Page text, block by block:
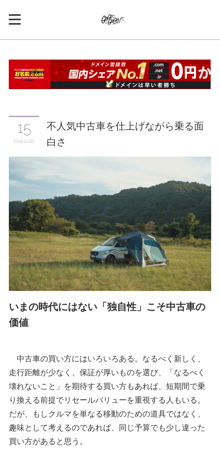
15
May 2026
不人気中古車を仕上げながら乗る面
白さ
いまの時代にはない「独自性」こそ中古車の
価値
中古車の買い方にはいろいろある。なるべく新しく、
走行距離が少なく、保証が厚いものを選び、「なるべく
壊れないこと」を期待する買い方もあれば、短期間で乗
り換える前提でリセールバリューを重視する人もいる。
だが、もしクルマを単なる移動のための道具ではなく、
趣味として考えるのであれば、同じ予算でも少し違った
買い方があると思う。